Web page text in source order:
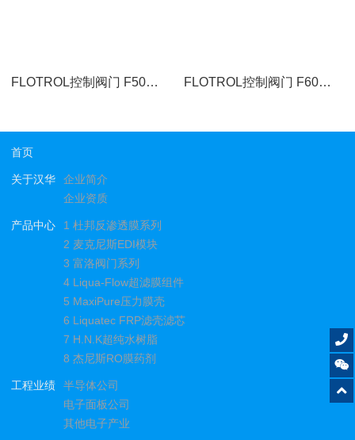
FLOTROL控制阀门 F50系列 FLOTROL控制阀门 F60系列
首页
关于汉华
企业简介
企业资质
产品中心
1 杜邦反渗透膜系列
2 麦克尼斯EDI模块
3 富洛阀门系列
4 Liqua-Flow超滤膜组件
5 MaxiPure压力膜壳
6 Liquatec FRP滤壳滤芯
7 H.N.K超纯水树脂
8 杰尼斯RO膜药剂
工程业绩
半导体公司
电子面板公司
其他电子产业